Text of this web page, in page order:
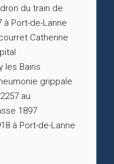
du train de
à Port-de-Lanne
Catherine
les Bains
grippale
au
1897
à Port-de-Lanne